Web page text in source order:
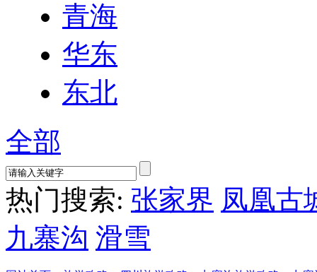
青海
华东
东北
全部
热门搜索: 张家界 凤凰古
九寨沟 滑雪